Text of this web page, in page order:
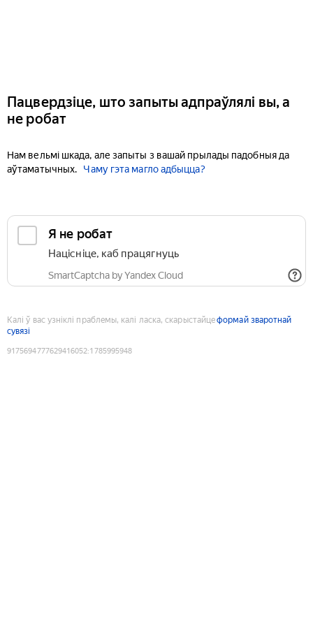
Пацвердзіце, што запыты адпраўлялі вы, а
не робат
Нам вельмі шкада, але запыты з вашай прылады падобныя да
аўтаматычных.
Чаму гэта магло адбыцца?
Я не робат
Націсніце, каб працягнуць
SmartCaptcha by Yandex Cloud
Калі ў вас узніклі праблемы, калі ласка, скарыстайцеформай зваротнай
сувязі
9175694777629416052:1785995948